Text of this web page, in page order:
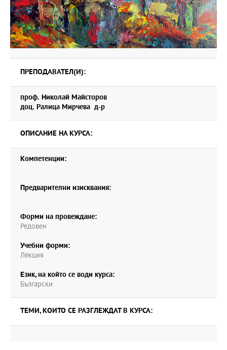
ПРЕПОДАВАТЕЛ(И):
проф. Николай Майсторов
доц. Ралица Мирчева д-р
ОПИСАНИЕ НА КУРСА:
Компетенции:
Предварителни изисквания:
Форми на провеждане:
Редовен
Учебни форми:
Лекция
Език, на който се води курса:
Български
ТЕМИ, КОИТО СЕ РАЗГЛЕЖДАТ В КУРСА: